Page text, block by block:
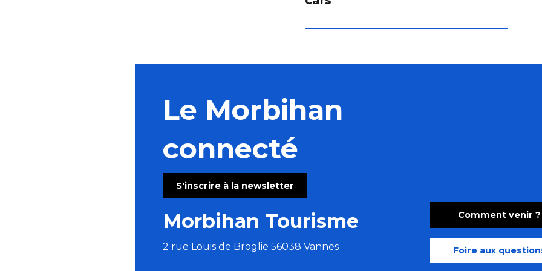
Le Morbihan
connecté
S'inscrire à la newsletter
Morbihan Tourisme
2 rue Louis de Broglie 56038 Vannes
Comment venir ?
Foire aux